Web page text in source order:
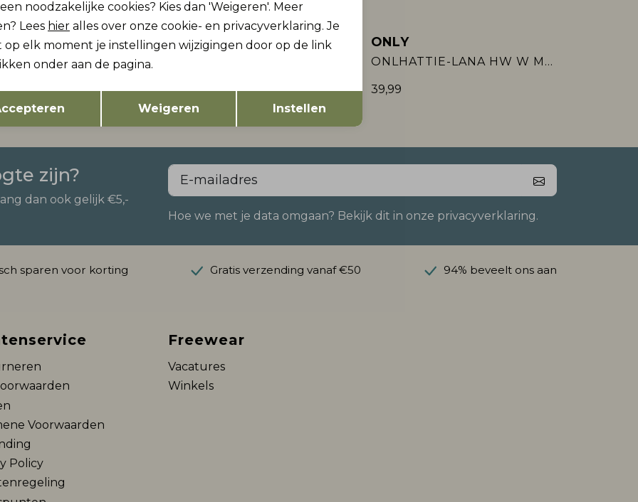
ONLCAYLA PANT BOX CC SWT
Nieuw
ONLY
39,99
Nieuw
ONLY
ONLHATTIE-LANA HW W MEL PANT TLR
39,99
zijn?
dan ook gelijk €5,-
Hoe we met je data omgaan? Bekijk dit in onze privacyverklaring.
sparen voor korting Gratis verzending vanaf €50 94% beveelt ons aan
Voorwaarden
Policy
Freewear
Vacatures
Winkels
Terug Opslaan
noodzakelijke cookies? Kies dan 'Weigeren'. Meer
Lees hier alles over onze cookie- en privacyverklaring. Je
op elk moment je instellingen wijzigingen door op de link
onder aan de pagina.
Weigeren Instellen